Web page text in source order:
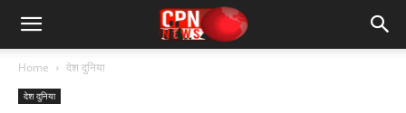
Home देश दुनिया
देश दुनिया